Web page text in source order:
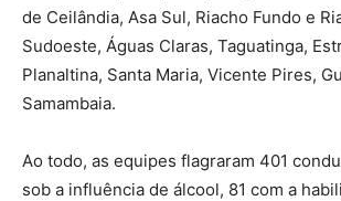
de Ceilândia, Asa Sul, Riacho Fundo e
Sudoeste, Águas Claras, Taguatinga,
Planaltina, Santa Maria, Vicente Pires,
Samambaia.
Ao todo, as equipes flagraram 401
sob a influência de álcool, 81 com a